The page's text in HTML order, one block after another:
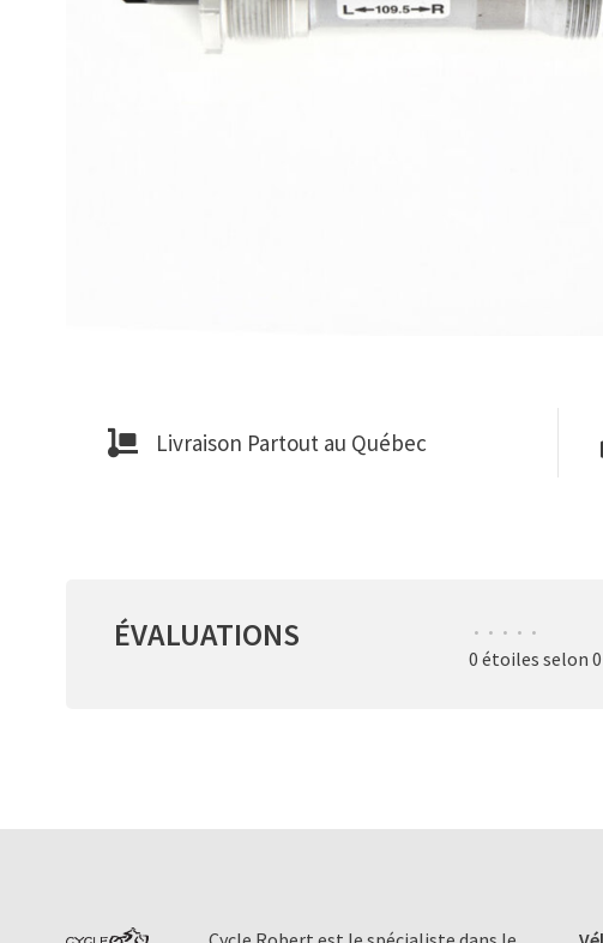
Livraison Partout au Québec
ÉVALUATIONS • • • • •
0 étoiles selon 0